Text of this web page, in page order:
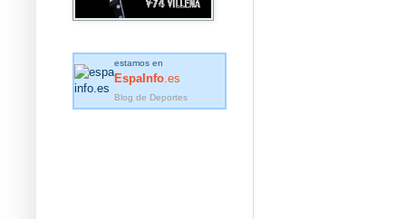
estamos en
EspaInfo .es
Blog de Deportes